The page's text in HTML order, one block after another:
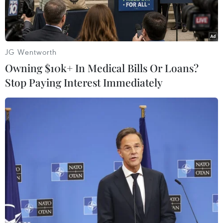
Khách hàng đang giao dịch vàng miếng. (Ảnh: PV/Vietnam+)
Giá vàng đồng loạt giảm mạnh trong phiên sáng
nay (24/11), trong khi tỷ giá trung tâm ​bất ngờ
tăng vọt lên 22.131 đồng/USD.
JG Wentworth
Owning $10k+ In Medical Bills Or Loans?
Stop Paying Interest Immediately